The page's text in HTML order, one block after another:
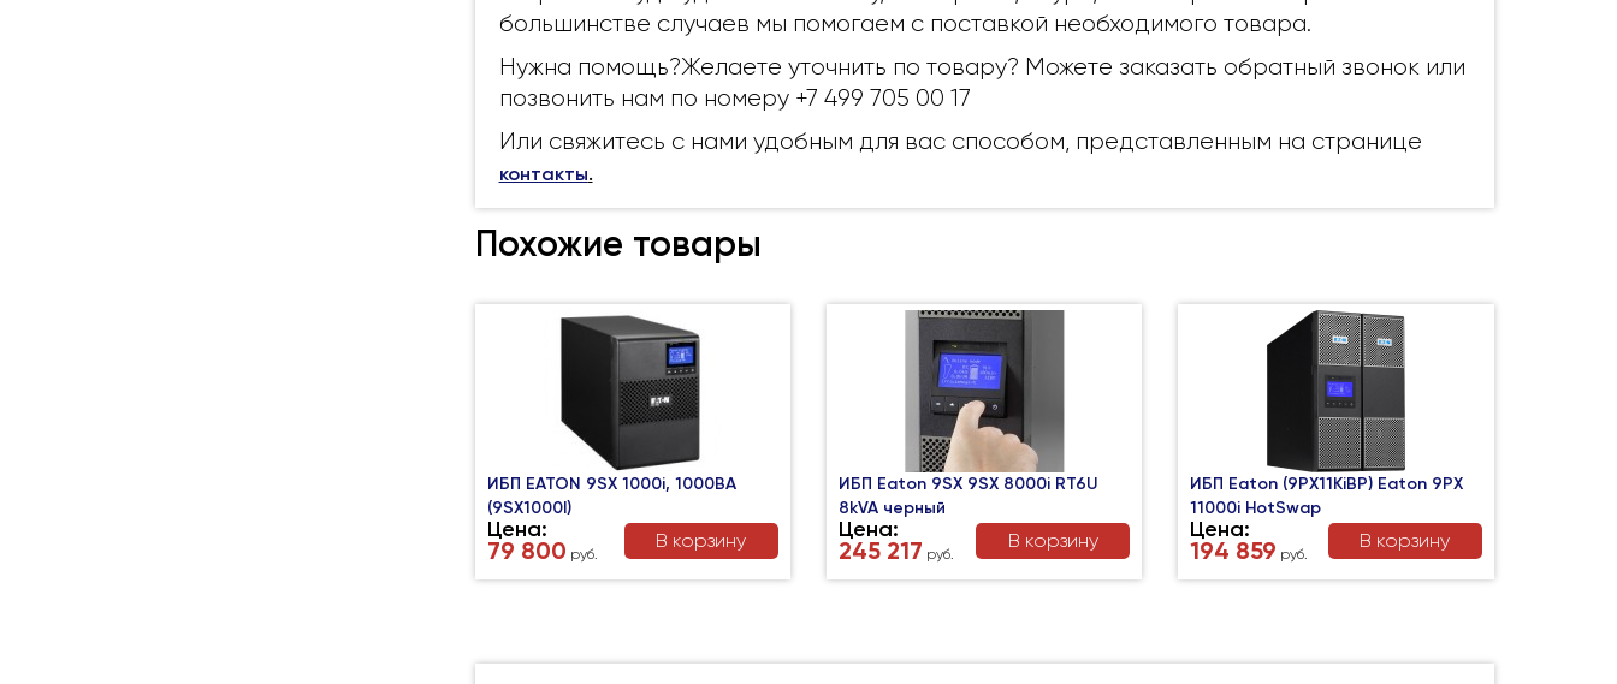
большинстве случаев мы помогаем с поставкой необходимого товара.
Нужна помощь?Желаете уточнить по товару? Можете заказать обратный звонок или
позвонить нам по номеру +7 499 705 00 17
Или свяжитесь с нами удобным для вас способом, представленным на странице
контакты.
Похожие товары
ИБП EATON 9SX 1000i, 1000ВA
(9SX1000I)
Цена:
79 800 руб.
В корзину
ИБП Eaton 9SX 9SX 8000i RT6U
8kVA черный
Цена:
245 217 руб.
В корзину
ИБП Eaton (9PX11KiBP) Eaton 9PX
11000i HotSwap
Цена:
194 859 руб.
В корзину